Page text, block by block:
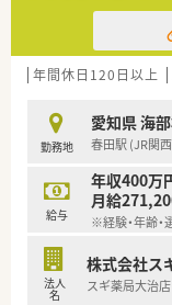
年間休日120日以上
勤務地
愛知県 海
春田駅 (JR関
給与
年収400万
月給
※経験・年齢
法人
名
株式会社ス
スギ薬局大治店